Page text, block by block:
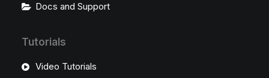
Docs and Support
Tutorials
Video Tutorials